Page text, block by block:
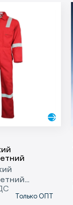
от
Только ОПТ